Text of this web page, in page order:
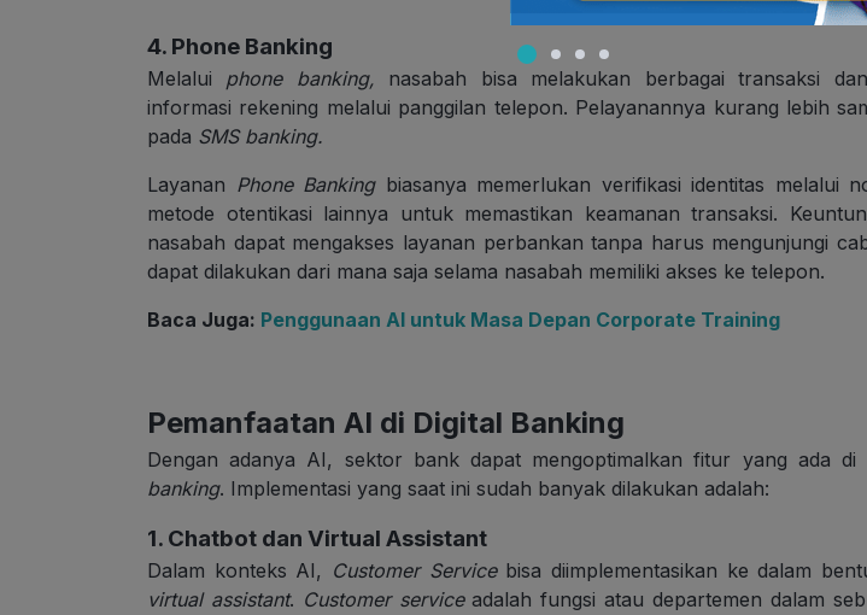
4. Phone Banking
Melalui phone banking, nasabah bisa melakukan berbagai transaksi
informasi rekening melalui panggilan telepon. Pelayanannya kurang lebih
pada SMS banking.
Layanan Phone Bankingbiasanya memerlukan verifikasi identitas melalui
metode otentikasi lainnya untuk memastikan keamanan transaksi.
nasabah dapat mengakses layanan perbankan tanpa harus mengunjungi
dapat dilakukan dari mana saja selama nasabah memiliki akses ke telepon.
Baca Juga: Penggunaan AI untuk Masa Depan Corporate Training
Pemanfaatan AI di Digital Banking
Dengan adanya AI, sektor bank dapat mengoptimalkan fitur yang ada di
banking. Implementasi yang saat ini sudah banyak dilakukan adalah:
1. Chatbot dan Virtual Assistant
Dalam konteks AI, Customer Servicebisa diimplementasikan ke dalam
virtual assistant. Customer serviceadalah fungsi atau departemen dalam